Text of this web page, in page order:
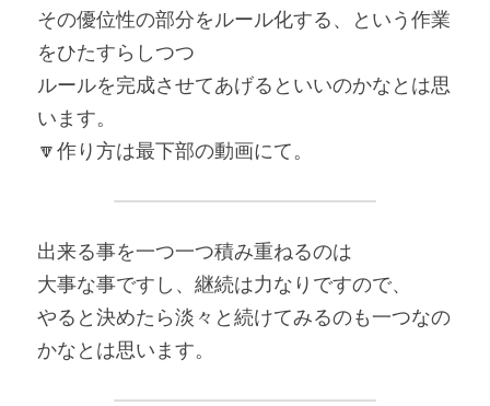
その優位性の部分をルール化する、という作業
をひたすらしつつ
ルールを完成させてあげるといいのかなとは思
います。
🔽作り方は最下部の動画にて。
出来る事を一つ一つ積み重ねるのは
大事な事ですし、継続は力なりですので、
やると決めたら淡々と続けてみるのも一つなの
かなとは思います。